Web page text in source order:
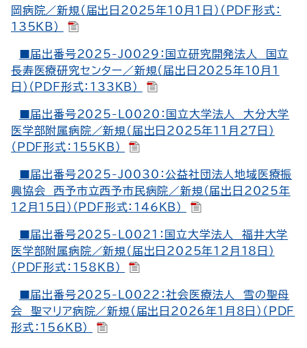
岡病院／新規（届出日2025年10月1日）（PDF形式：
135KB）
■届出番号2025-J0029：国立研究開発法人 国立
長寿医療研究センター／新規（届出日2025年10月1
日）（PDF形式：133KB）
■届出番号2025-L0020：国立大学法人 大分大学
医学部附属病院／新規（届出日2025年11月27日）
（PDF形式：155KB）
■届出番号2025-J0030：公益社団法人地域医療振
興協会 西予市立西予市民病院／新規（届出日2025年
12月15日）（PDF形式：146KB）
■届出番号2025-L0021：国立大学法人 福井大学
医学部附属病院／新規（届出日2025年12月18日）
（PDF形式：158KB）
■届出番号2025-L0022：社会医療法人 雪の聖母
会 聖マリア病院／新規（届出日2026年1月8日）（PDF
形式：156KB）